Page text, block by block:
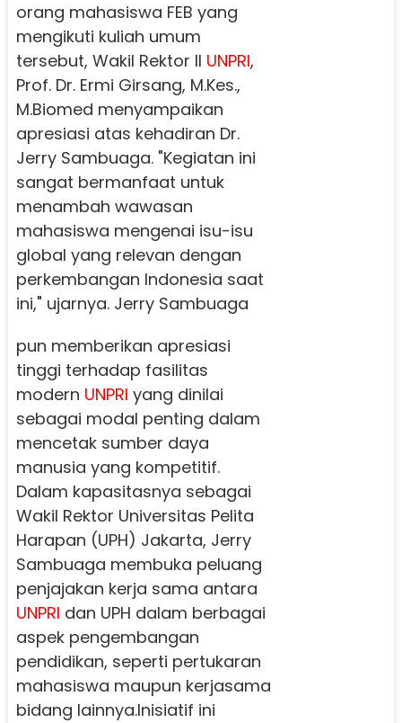
orang mahasiswa FEB yang
mengikuti kuliah umum
tersebut, Wakil Rektor II UNPRI,
Prof. Dr. Ermi Girsang, M.Kes.,
M.Biomed menyampaikan
apresiasi atas kehadiran Dr.
Jerry Sambuaga. "Kegiatan ini
sangat bermanfaat untuk
menambah wawasan
mahasiswa mengenai isu-isu
global yang relevan dengan
perkembangan Indonesia saat
ini," ujarnya. Jerry Sambuaga
pun memberikan apresiasi
tinggi terhadap fasilitas
modern UNPRI yang dinilai
sebagai modal penting dalam
mencetak sumber daya
manusia yang kompetitif.
Dalam kapasitasnya sebagai
Wakil Rektor Universitas Pelita
Harapan (UPH) Jakarta, Jerry
Sambuaga membuka peluang
penjajakan kerja sama antara
UNPRI dan UPH dalam berbagai
aspek pengembangan
pendidikan, seperti pertukaran
mahasiswa maupun kerjasama
bidang lainnya.Inisiatif ini